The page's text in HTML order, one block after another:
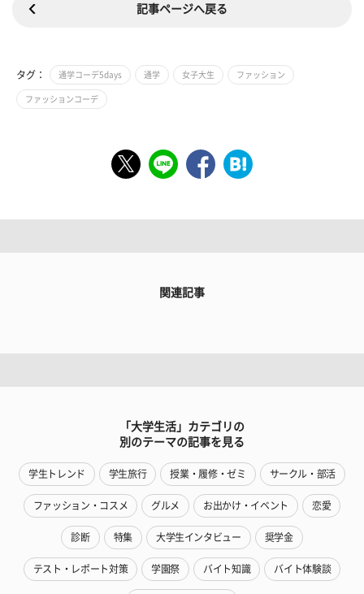
記事ページへ戻る
タグ： 通学コーデ5days 通学 女子大生 ファッション
ファッションコーデ
関連記事
「大学生活」カテゴリの
別のテーマの記事を見る
学生トレンド 学生旅行 授業・履修・ゼミ サークル・部活
ファッション・コスメ グルメ お出かけ・イベント 恋愛
診断 特集 大学生インタビュー 奨学金
テスト・レポート対策 学園祭 バイト知識 バイト体験談